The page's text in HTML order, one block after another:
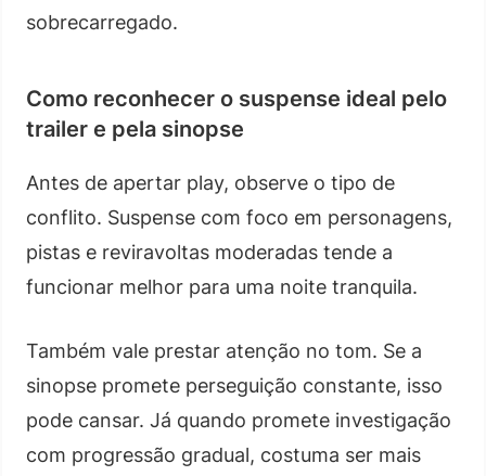
sobrecarregado.
Como reconhecer o suspense ideal pelo
trailer e pela sinopse
Antes de apertar play, observe o tipo de
conflito. Suspense com foco em personagens,
pistas e reviravoltas moderadas tende a
funcionar melhor para uma noite tranquila.
Também vale prestar atenção no tom. Se a
sinopse promete perseguição constante, isso
pode cansar. Já quando promete investigação
com progressão gradual, costuma ser mais